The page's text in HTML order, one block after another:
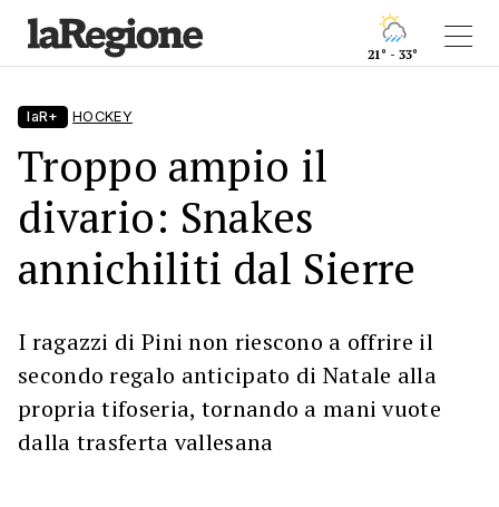
21° - 33°
laR+ HOCKEY
Troppo ampio il
divario: Snakes
annichiliti dal Sierre
I ragazzi di Pini non riescono a offrire il
secondo regalo anticipato di Natale alla
propria tifoseria, tornando a mani vuote
dalla trasferta vallesana